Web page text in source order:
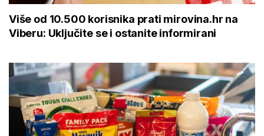
Više od 10.500 korisnika prati mirovina.hr na
Viberu: Uključite se i ostanite informirani